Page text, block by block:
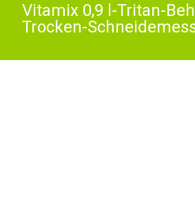
Vitamix 0,9 l-Tritan-
Trocken-